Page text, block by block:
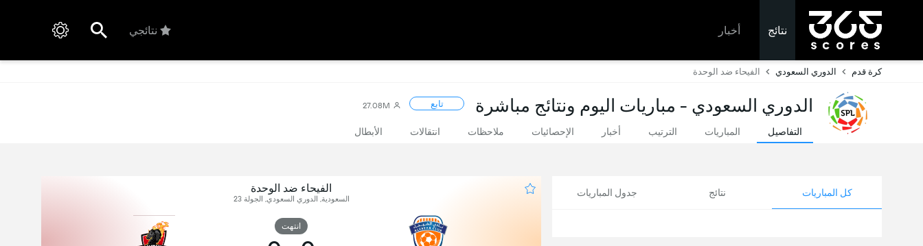
نتائج أخبار نتائجي
كرة قدم الدوري السعودي الفيحاء ضد الوحدة
الدوري السعودي - مباريات اليوم ونتائج مباشرة تابع 27.08M
التفاصيل المباريات الترتيب أخبار الإحصائيات ملاحظات انتقالات الأبطال
كل المباريات نتائج جدول المباريات الفيحاء ضد الوحدة
السعودية, الدوري السعودي, الجولة 23
انتهت